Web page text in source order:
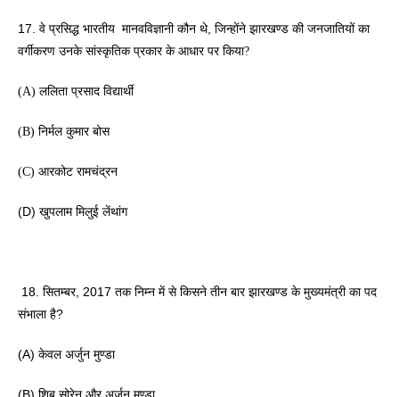
17. वे प्रसिद्ध भारतीय  मानवविज्ञानी कौन थे, जिन्होंने झारखण्ड की जनजातियों का
वर्गीकरण उनके सांस्कृतिक प्रकार के आधार पर किया?
(A) ललिता प्रसाद विद्यार्थी
(B) निर्मल कुमार बोस
(C) आरकोट रामचंद्रन
(D) खुपलाम मिलुई लेंथांग
18. सितम्बर, 2017 तक निम्न में से किसने तीन बार झारखण्ड के मुख्यमंत्री का पद
संभाला है?
(A) केवल अर्जुन मुण्डा